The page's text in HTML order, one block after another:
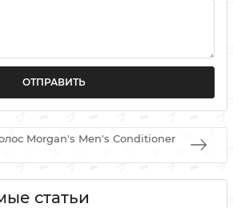
Morgan's Men's Conditioner
статьи